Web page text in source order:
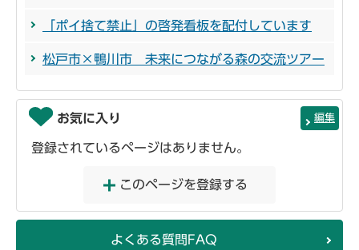
「ポイ捨て禁止」の啓発看板を配付しています
松戸市×鴨川市 未来につながる森の交流ツアー
お気に入り 編集
登録されているページはありません。
このページを登録する
よくある質問FAQ